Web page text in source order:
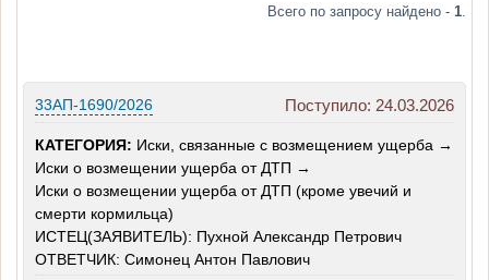
Всего по запросу найдено - 1.
Поступило: 24.03.2026
33АП-1690/2026
КАТЕГОРИЯ: Иски, связанные с возмещением ущерба →
Иски о возмещении ущерба от ДТП →
Иски о возмещении ущерба от ДТП (кроме увечий и
смерти кормильца)
ИСТЕЦ(ЗАЯВИТЕЛЬ): Пухной Александр Петрович
ОТВЕТЧИК: Симонец Антон Павлович